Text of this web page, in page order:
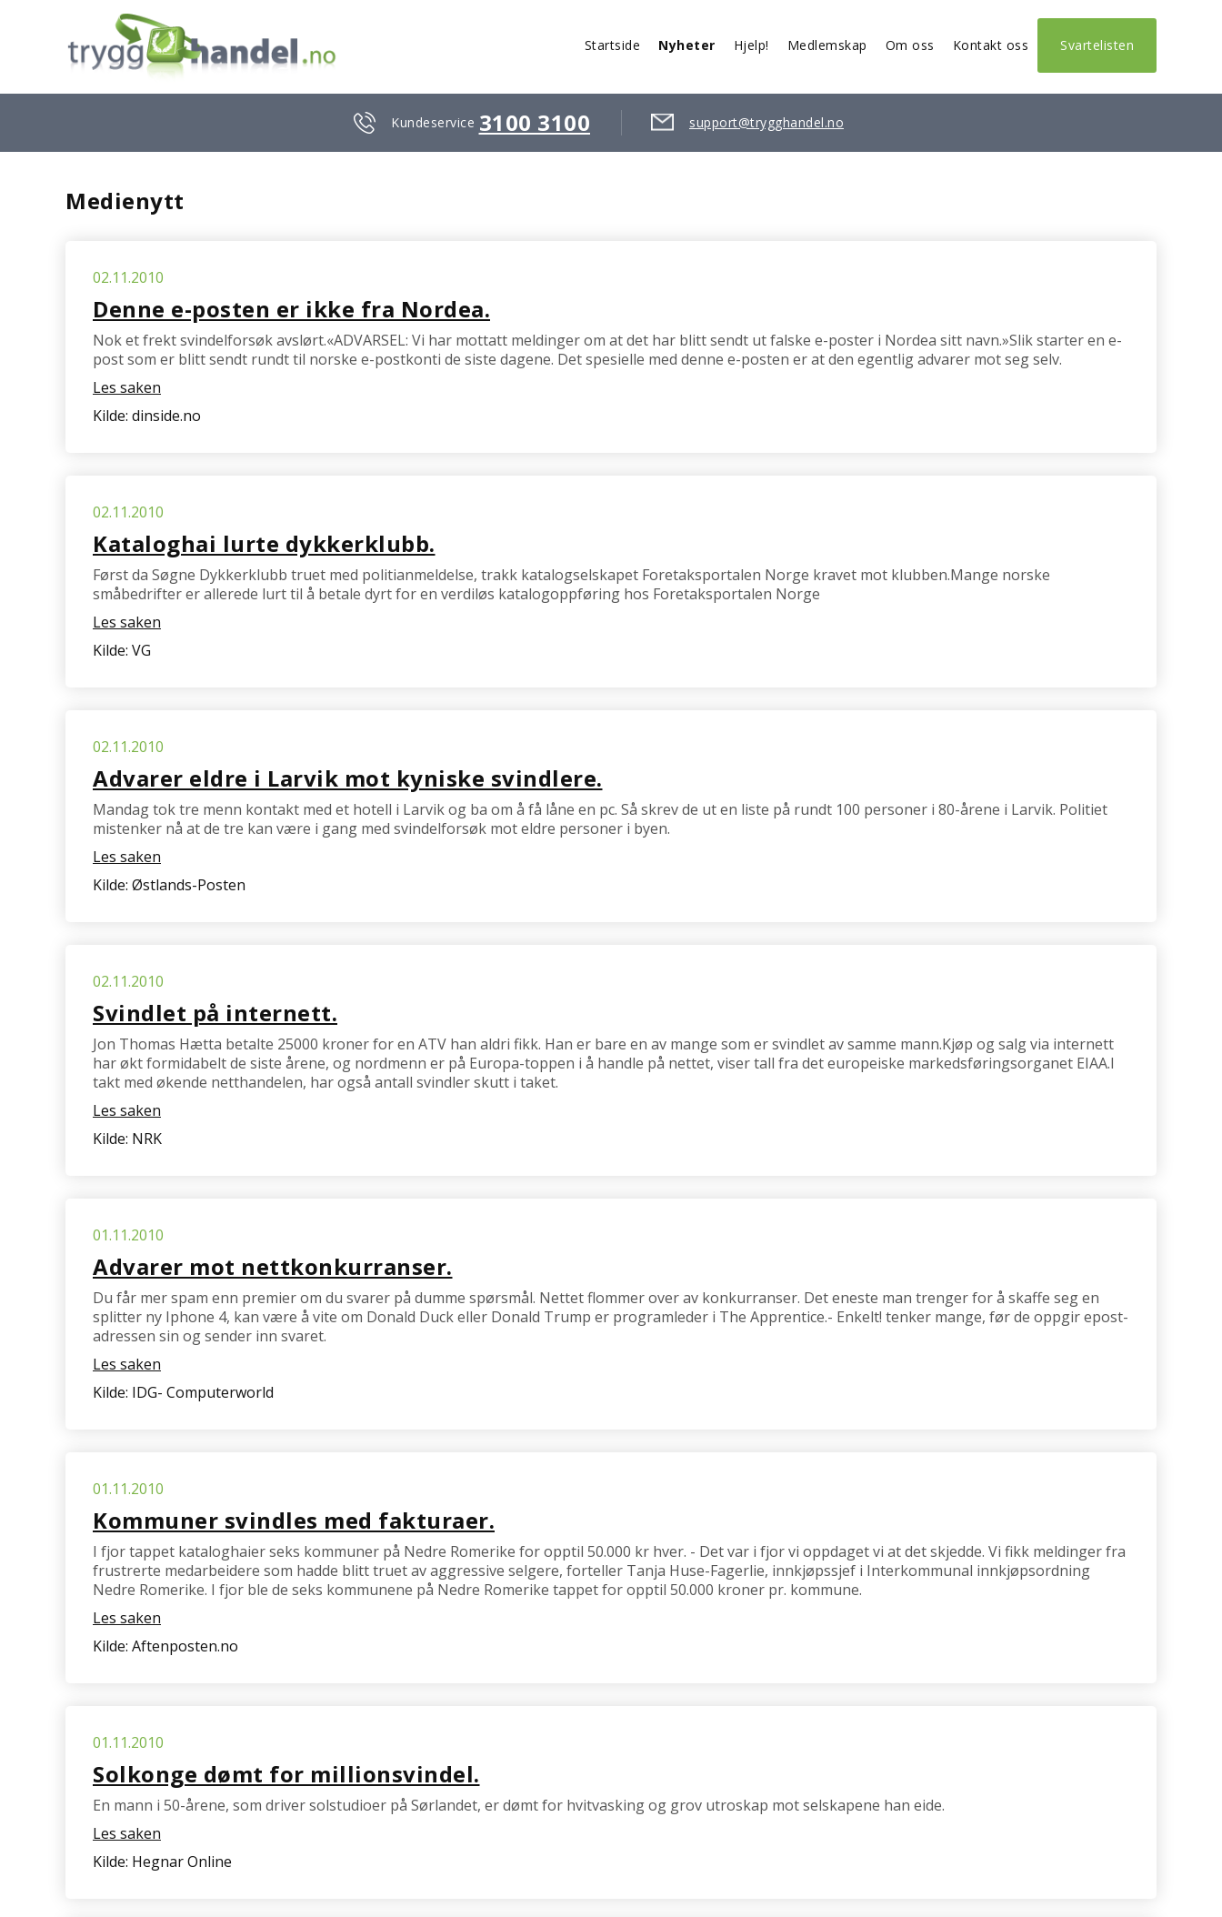
Startside Nyheter Hjelp! Medlemskap Om oss Kontakt oss Svartelisten
Kundeservice 3100 3100 support@trygghandel.no
Medienytt
02.11.2010
Denne e-posten er ikke fra Nordea.
Nok et frekt svindelforsøk avslørt.«ADVARSEL: Vi har mottatt meldinger om at det har blitt sendt ut falske e-poster i Nordea sitt navn.»Slik starter en e-
post som er blitt sendt rundt til norske e-postkonti de siste dagene. Det spesielle med denne e-posten er at den egentlig advarer mot seg selv.
Les saken
Kilde: dinside.no
02.11.2010
Kataloghai lurte dykkerklubb.
Først da Søgne Dykkerklubb truet med politianmeldelse, trakk katalogselskapet Foretaksportalen Norge kravet mot klubben.Mange norske
småbedrifter er allerede lurt til å betale dyrt for en verdiløs katalogoppføring hos Foretaksportalen Norge
Les saken
Kilde: VG
02.11.2010
Advarer eldre i Larvik mot kyniske svindlere.
Mandag tok tre menn kontakt med et hotell i Larvik og ba om å få låne en pc. Så skrev de ut en liste på rundt 100 personer i 80-årene i Larvik. Politiet
mistenker nå at de tre kan være i gang med svindelforsøk mot eldre personer i byen.
Les saken
Kilde: Østlands-Posten
02.11.2010
Svindlet på internett.
Jon Thomas Hætta betalte 25000 kroner for en ATV han aldri fikk. Han er bare en av mange som er svindlet av samme mann.Kjøp og salg via internett
har økt formidabelt de siste årene, og nordmenn er på Europa-toppen i å handle på nettet, viser tall fra det europeiske markedsføringsorganet EIAA.I
takt med økende netthandelen, har også antall svindler skutt i taket.
Les saken
Kilde: NRK
01.11.2010
Advarer mot nettkonkurranser.
Du får mer spam enn premier om du svarer på dumme spørsmål. Nettet flommer over av konkurranser. Det eneste man trenger for å skaffe seg en
splitter ny Iphone 4, kan være å vite om Donald Duck eller Donald Trump er programleder i The Apprentice.- Enkelt! tenker mange, før de oppgir epost-
adressen sin og sender inn svaret.
Les saken
Kilde: IDG- Computerworld
01.11.2010
Kommuner svindles med fakturaer.
I fjor tappet kataloghaier seks kommuner på Nedre Romerike for opptil 50.000 kr hver. - Det var i fjor vi oppdaget vi at det skjedde. Vi fikk meldinger fra
frustrerte medarbeidere som hadde blitt truet av aggressive selgere, forteller Tanja Huse-Fagerlie, innkjøpssjef i Interkommunal innkjøpsordning
Nedre Romerike. I fjor ble de seks kommunene på Nedre Romerike tappet for opptil 50.000 kroner pr. kommune.
Les saken
Kilde: Aftenposten.no
01.11.2010
Solkonge dømt for millionsvindel.
En mann i 50-årene, som driver solstudioer på Sørlandet, er dømt for hvitvasking og grov utroskap mot selskapene han eide.
Les saken
Kilde: Hegnar Online